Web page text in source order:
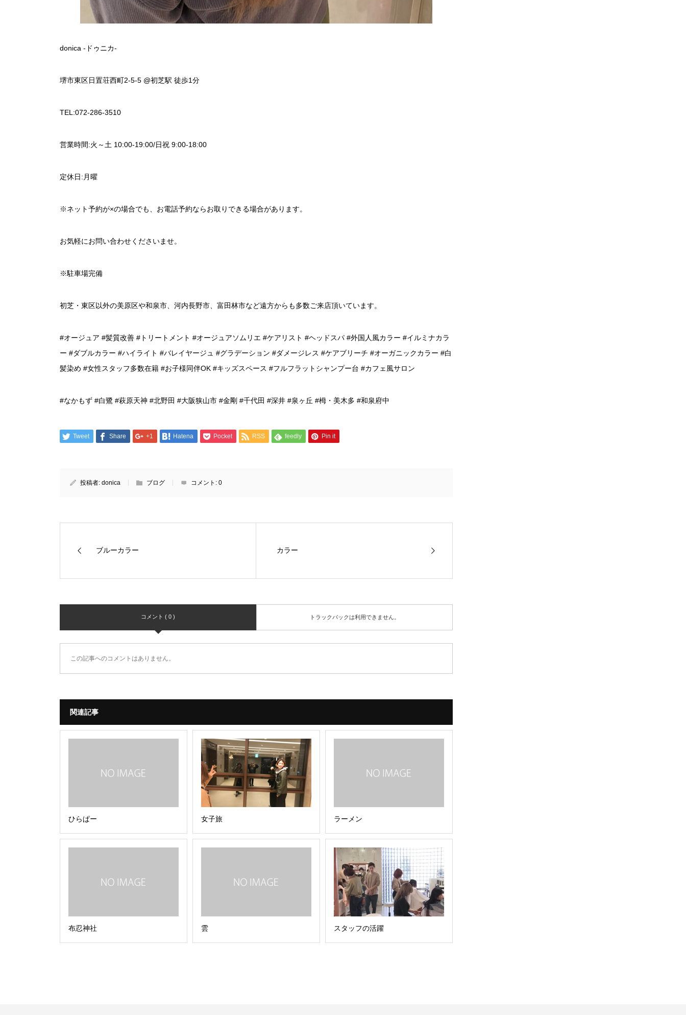
donica -ドゥニカ-
堺市東区日置荘西町2-5-5 @初芝駅 徒歩1分
TEL:072-286-3510
営業時間:火～土 10:00-19:00/日祝 9:00-18:00
定休日:月曜
※ネット予約が×の場合でも、お電話予約ならお取りできる場合があります。
お気軽にお問い合わせくださいませ。
※駐車場完備
初芝・東区以外の美原区や和泉市、河内長野市、富田林市など遠方からも多数ご来店頂いています。
#オージュア #髪質改善 #トリートメント #オージュアソムリエ #ケアリスト #ヘッドスパ #外国人風カラー #イルミナカラ
ー #ダブルカラー #ハイライト #バレイヤージュ #グラデーション #ダメージレス #ケアブリーチ #オーガニックカラー #白
髪染め #女性スタッフ多数在籍 #お子様同伴OK #キッズスペース #フルフラットシャンプー台 #カフェ風サロン
#なかもず #白鷺 #萩原天神 #北野田 #大阪狭山市 #金剛 #千代田 #深井 #泉ヶ丘 #栂・美木多 #和泉府中
Tweet Share +1 Hatena Pocket RSS feedly Pin it
投稿者: donica ブログ コメント: 0
ブルーカラー カラー
コメント ( 0 ) トラックバックは利用できません。
この記事へのコメントはありません。
関連記事
ひらぱー 女子旅 ラーメン
布忍神社 雲 スタッフの活躍